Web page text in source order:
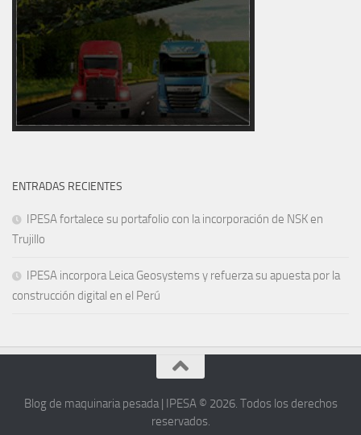
ENTRADAS RECIENTES
IPESA fortalece su portafolio con la incorporación de NSK en
Trujillo
IPESA incorpora Leica Geosystems y refuerza su apuesta por la
construcción digital en el Perú
Blog de maquinaria pesada | IPESA © 2026. Todos los derechos
reservados.